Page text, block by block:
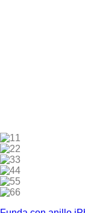
1
2
3
4
5
6